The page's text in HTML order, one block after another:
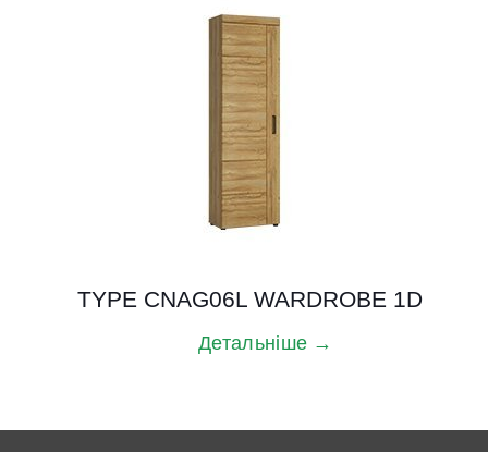
TYPE CNAG06L WARDROBE 1D
Детальніше →